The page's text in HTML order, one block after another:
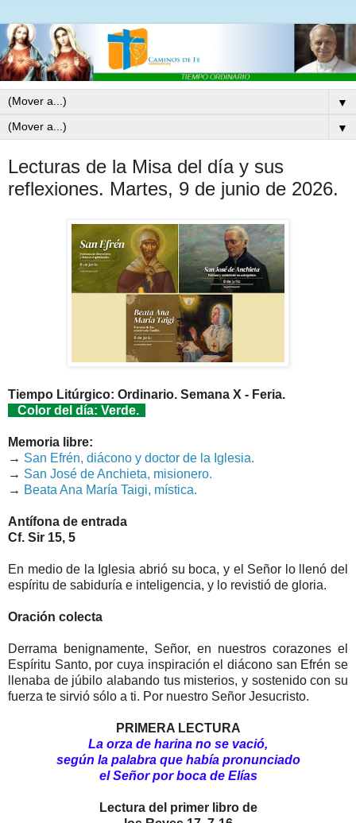
▼
▼
Lecturas de la Misa del día y sus
reflexiones. Martes, 9 de junio de 2026.
Tiempo Litúrgico: Ordinario. Semana X - Feria.
Color del día: Verde.
Memoria libre:
→ San Efrén, diácono y doctor de la Iglesia.
→ San José de Anchieta, misionero.
→ Beata Ana María Taigi, mística.
Antífona de entrada
Cf. Sir 15, 5
En medio de la Iglesia abrió su boca, y el Señor lo llenó del
espíritu de sabiduría e inteligencia, y lo revistió de gloria.
Oración colecta
Derrama benignamente, Señor, en nuestros corazones el
Espíritu Santo, por cuya inspiración el diácono san Efrén se
llenaba de júbilo alabando tus misterios, y sostenido con su
fuerza te sirvió sólo a ti. Por nuestro Señor Jesucristo.
PRIMERA LECTURA
La orza de harina no se vació,
según la palabra que había pronunciado
el Señor por boca de Elías
Lectura del primer libro de